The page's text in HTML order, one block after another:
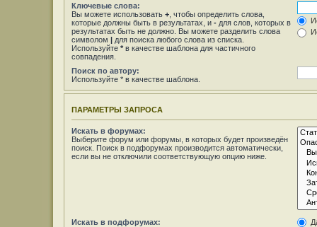
Ключевые слова:
Вы можете использовать + , чтобы определить слова,
которые должны быть в результатах, и - для слов, которых в
результатах быть не должно. Вы можете разделить слова
символом | для поиска любого слова из списка.
Используйте * в качестве шаблона для частичного
совпадения.
Поиск по автору:
Используйте * в качестве шаблона.
ПАРАМЕТРЫ ЗАПРОСА
Искать в форумах:
Выберите форум или форумы, в которых будет произведён
поиск. Поиск в подфорумах производится автоматически,
если вы не отключили соответствующую опцию ниже.
Искать в подфорумах: